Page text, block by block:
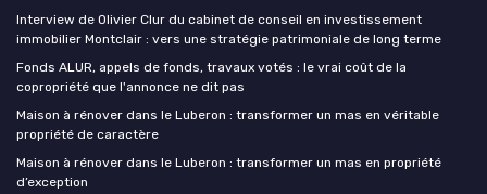
Interview de Olivier Clur du cabinet de conseil en investissement
immobilier Montclair : vers une stratégie patrimoniale de long terme
Fonds ALUR, appels de fonds, travaux votés : le vrai coût de la
copropriété que l'annonce ne dit pas
Maison à rénover dans le Luberon : transformer un mas en véritable
propriété de caractère
Maison à rénover dans le Luberon : transformer un mas en propriété
d’exception